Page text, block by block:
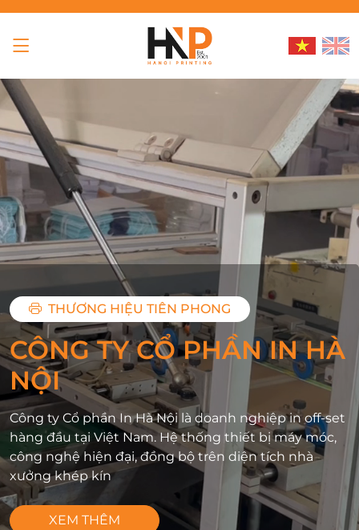
THƯƠNG HIỆU TIÊN PHONG
CÔNG TY CỔ PHẦN IN HÀ
NỘI
Công ty Cổ phần In Hà Nội là doanh nghiệp in off-set
hàng đầu tại Việt Nam. Hệ thống thiết bị máy móc,
công nghệ hiện đại, đồng bộ trên diện tích nhà
xưởng khép kín
XEM THÊM